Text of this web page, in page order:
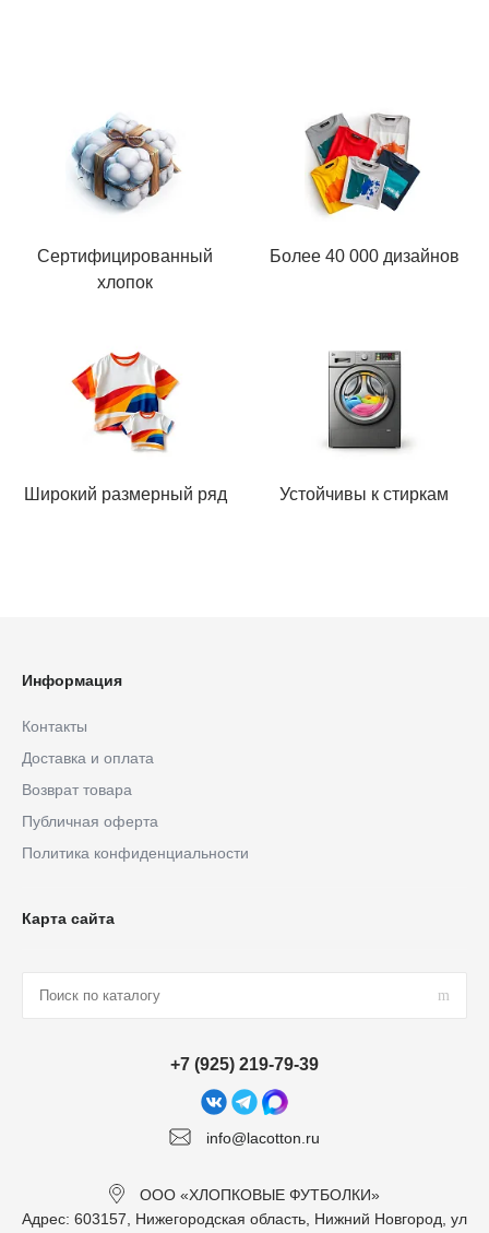
Сертифицированный
хлопок
Более 40 000 дизайнов
Широкий размерный ряд Устойчивы к стиркам
Информация
Контакты
Доставка и оплата
Возврат товара
Публичная оферта
Политика конфиденциальности
Карта сайта
info@lacotton.ru
+7 (925) 219-79-39
ООО «ХЛОПКОВЫЕ ФУТБОЛКИ»
Адрес: 603157, Нижегородская область, Нижний Новгород, ул